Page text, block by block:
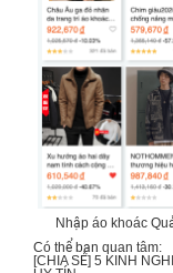
Nhập áo khoác
Có thể bạn quan tâm:
[CHIA SẺ] 5 KINH